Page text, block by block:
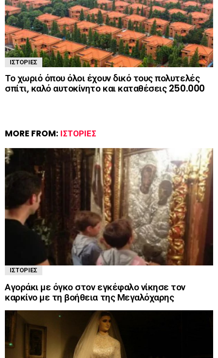
ΙΣΤΟΡΊΕΣ
Το χωριό όπου όλοι έχουν δικό τους πολυτελές
σπίτι, καλό αυτοκίνητο και καταθέσεις 250.000
MORE FROM: ΙΣΤΟΡΊΕΣ
ΙΣΤΟΡΊΕΣ
Αγοράκι με όγκο στον εγκέφαλο νίκησε τον
καρκίνο με τη βοήθεια της Μεγαλόχαρης